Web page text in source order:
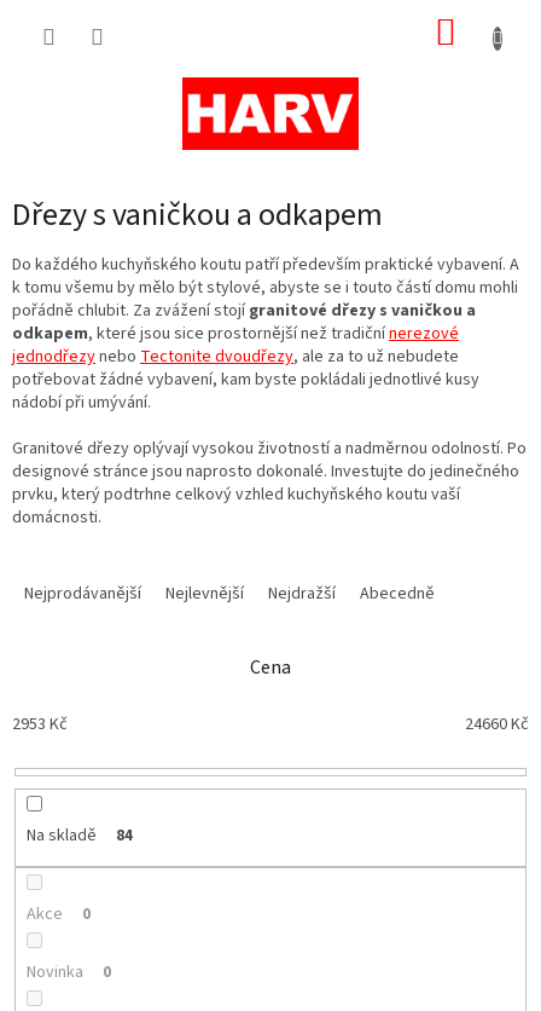
Dřezy s vaničkou a odkapem
Do každého kuchyňského koutu patří především praktické vybavení. A
k tomu všemu by mělo být stylové, abyste se i touto částí domu mohli
pořádně chlubit. Za zvážení stojígranitové dřezy s vaničkou a
odkapem, které jsou sice prostornější než tradičnínerezové
jednodřezynebo Tectonite dvoudřezy, ale za to už nebudete
potřebovat žádné vybavení, kam byste pokládali jednotlivé kusy
nádobí při umývání.
Granitové dřezy oplývají vysokou životností a nadměrnou odolností. Po
designové stránce jsou naprosto dokonalé. Investujte do jedinečného
prvku, který podtrhne celkový vzhled kuchyňského koutu vaší
domácnosti.
p
o
k
Nejprodávanější Nejlevnější Nejdražší Abecedně
Cena
2953 Kč 24660Kč
Na skladě 84
Akce 0
Novinka 0